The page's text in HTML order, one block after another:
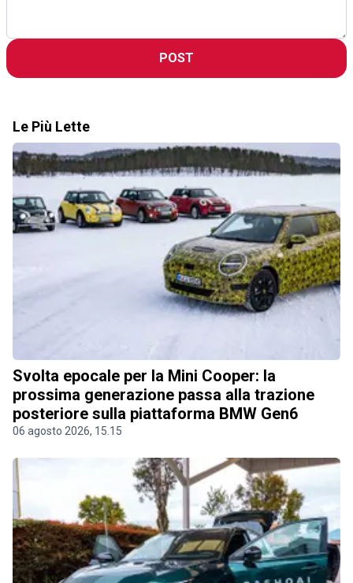
POST
Le Più Lette
Svolta epocale per la Mini Cooper: la
prossima generazione passa alla trazione
posteriore sulla piattaforma BMW Gen6
06 agosto 2026, 15.15